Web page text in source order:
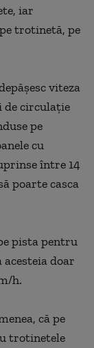
iar
trotinetă, pe
viteza
de circulaţie
pe
cu
între 14
poarte casca
pista pentru
doar
h.
că pe
trotinetele